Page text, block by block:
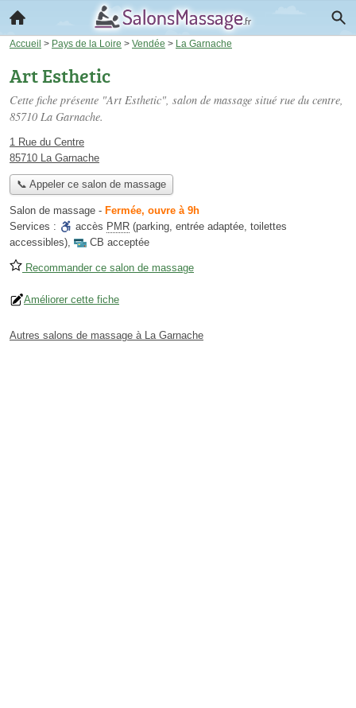
Accueil > Pays de la Loire > Vendée > La Garnache
Art Esthetic
Cette fiche présente "Art Esthetic", salon de massage situé rue du centre,
85710 La Garnache.
1 Rue du Centre
85710 La Garnache
📞 Appeler ce salon de massage
Salon de massage - Fermée, ouvre à 9h
Services :
accès PMR (parking, entrée adaptée, toilettes
accessibles), CB acceptée
Recommander ce salon de massage
Améliorer cette fiche
Autres salons de massage à La Garnache